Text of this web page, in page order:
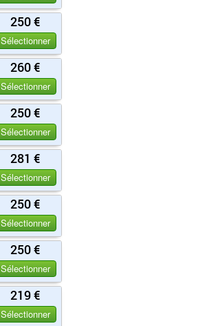
250 €
Sélectionner
260 €
Sélectionner
250 €
Sélectionner
281 €
Sélectionner
250 €
Sélectionner
250 €
Sélectionner
219 €
Sélectionner